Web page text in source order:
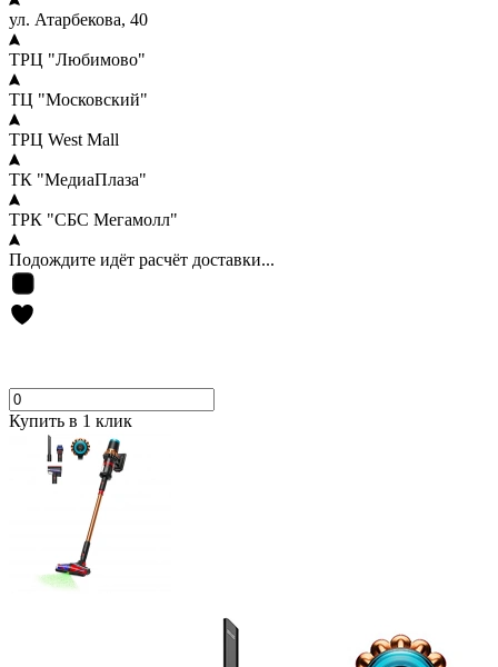
ул. Атарбекова, 40
ТРЦ "Любимово"
ТЦ "Московский"
ТРЦ West Mall
ТК "МедиаПлаза"
ТРК "СБС Мегамолл"
Подождите идёт расчёт доставки...
Купить в 1 клик